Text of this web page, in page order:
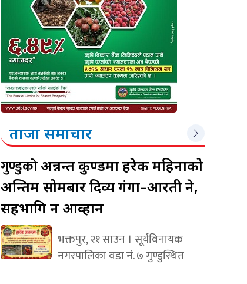
ताजा समाचार
गुण्डुकोअन्नन्त कुण्डमा हरेक महिनाको
अन्तिम सोमबार दिव्य गंगा–आरती हुने,
सहभागि हुन आव्हान
भक्तपुर, २१ साउन । सूर्यविनायक
नगरपालिका वडा नं. ७ गुण्डुस्थित